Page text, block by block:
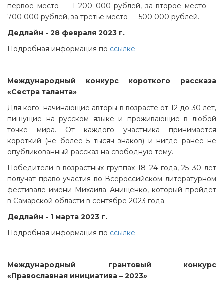
первое место — 1 200 000 рублей, за второе место —
700 000 рублей, за третье место — 500 000 рублей.
Дедлайн - 28 февраля 2023 г.
Подробная информация по ссылке
Международный конкурс короткого рассказа
«Сестра таланта»
Для кого: начинающие авторы в возрасте от 12 до 30 лет,
пишущие на русском языке и проживающие в любой
точке мира. От каждого участника принимается
короткий (не более 5 тысяч знаков) и нигде ранее не
опубликованный рассказ на свободную тему.
Победители в возрастных группах 18–24 года, 25–30 лет
получат право участия во Всероссийском литературном
фестивале имени Михаила Анищенко, который пройдет
в Самарской области в сентябре 2023 года.
Дедлайн - 1 марта 2023 г.
Подробная информация по ссылке
Международный грантовый конкурс
«Православная инициатива – 2023»